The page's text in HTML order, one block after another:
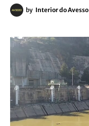
by Interior do Avesso